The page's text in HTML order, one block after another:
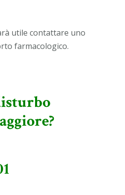
utile contattare uno
farmacologico.